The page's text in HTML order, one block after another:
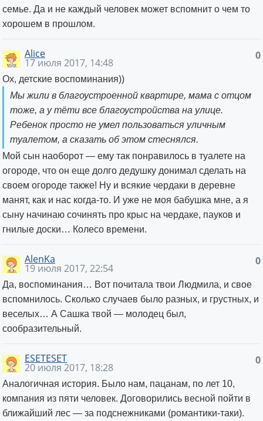
семье. Да и не каждый человек может вспомнит о чем то
хорошем в прошлом.
0
Alice
17 июля 2017, 14:48
Ох, детские воспоминания))
Мы жили в благоустроенной квартире, мама с отцом
тоже, а у тёти все благоустройства на улице.
Ребенок просто не умел пользоваться уличным
туалетом, а сказать об этом стеснялся.
Мой сын наоборот — ему так понравилось в туалете на
огороде, что он еще долго дедушку донимал сделать на
своем огороде также! Ну и всякие чердаки в деревне
манят, как и нас когда-то. И уже не моя бабушка мне, а я
сыну начинаю сочинять про крыс на чердаке, пауков и
гнилые доски… Колесо времени.
0
AlenKa
19 июля 2017, 22:54
Да, воспоминания… Вот почитала твои Людмила, и свое
вспомнилось. Сколько случаев было разных, и грустных, и
веселых… А Сашка твой — молодец был,
сообразительный.
0
ESETESET
20 июля 2017, 18:28
Аналогичная история. Было нам, пацанам, по лет 10,
компания из пяти человек. Договорились весной пойти в
ближайший лес — за подснежниками (романтики-таки).